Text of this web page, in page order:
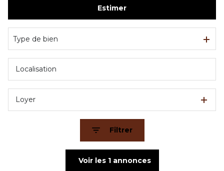
Estimer
Type de bien
Loyer
Filtrer
Voir les 1annonces